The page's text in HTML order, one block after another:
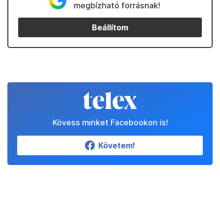
megbízható forrásnak!
Beállítom
Kövess minket Facebookon is!
Követem!